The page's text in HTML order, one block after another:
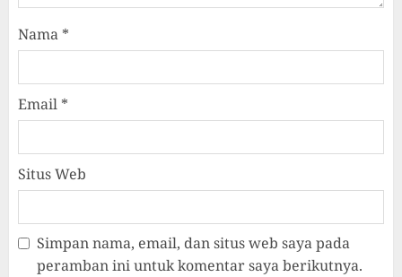
Nama *
Email *
Situs Web
Simpan nama, email, dan situs web saya pada
peramban ini untuk komentar saya berikutnya.